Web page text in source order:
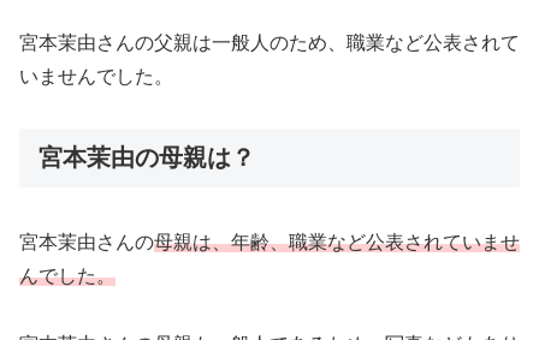
宮本茉由さんの父親は一般人のため、職業など公表されて
いませんでした。
宮本茉由の母親は？
宮本茉由さんの母親は、年齢、職業など公表されていませ
んでした。